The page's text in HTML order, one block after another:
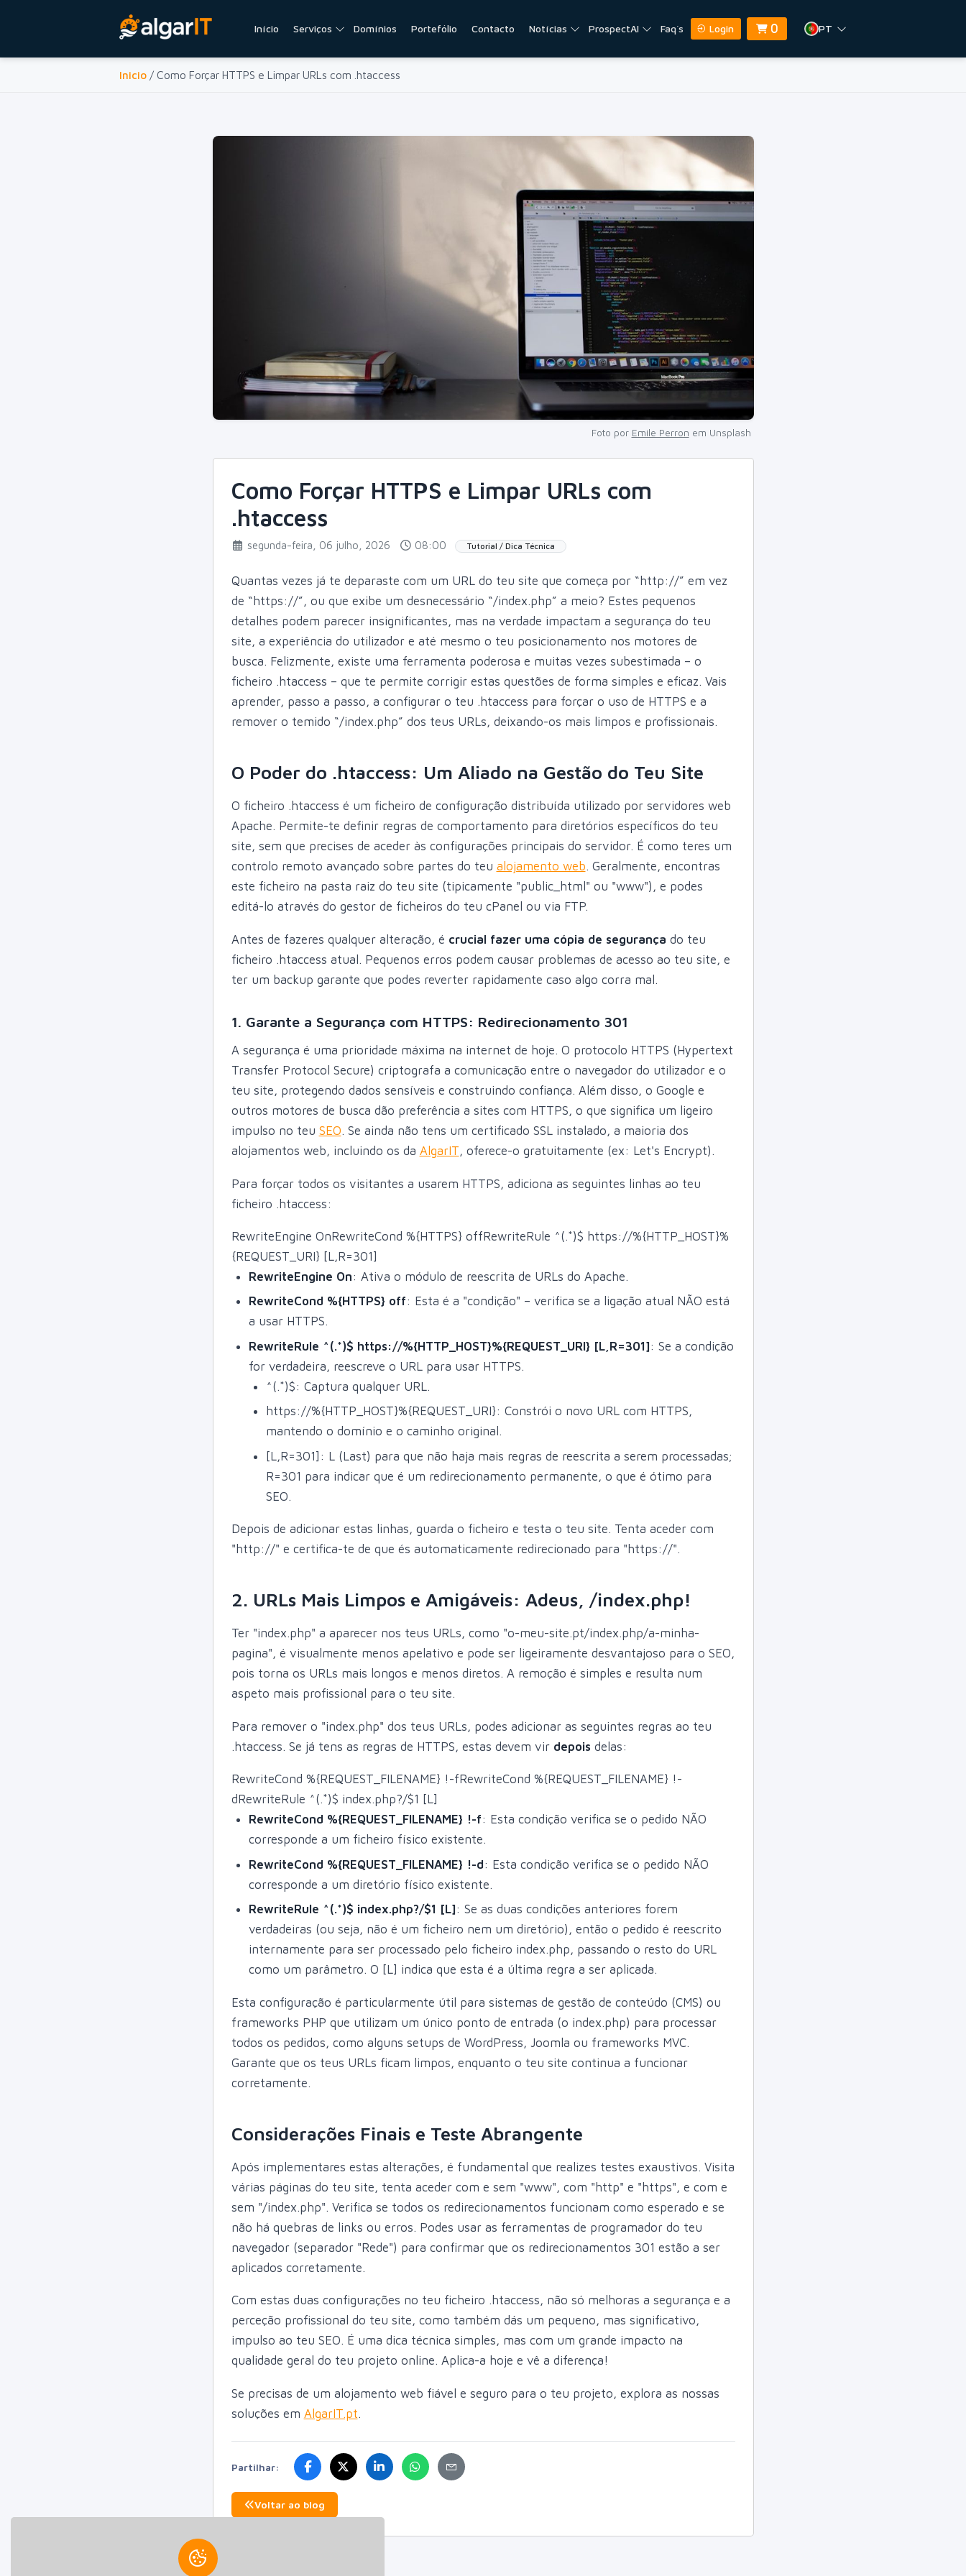
Início Serviços Domínios Portefólio Contacto Notícias ProspectAI Faq´s Login 0 PT
Inicio / Como Forçar HTTPS e Limpar URLs com .htaccess
Foto por Emile Perron em Unsplash
Como Forçar HTTPS e Limpar URLs com
.htaccess
segunda-feira, 06 julho, 2026 08:00 Tutorial / Dica Técnica
Quantas vezes já te deparaste com um URL do teu site que começa por “http://” em vez
de “https://”, ou que exibe um desnecessário “/index.php” a meio? Estes pequenos
detalhes podem parecer insignificantes, mas na verdade impactam a segurança do teu
site, a experiência do utilizador e até mesmo o teu posicionamento nos motores de
busca. Felizmente, existe uma ferramenta poderosa e muitas vezes subestimada – o
ficheiro .htaccess – que te permite corrigir estas questões de forma simples e eficaz. Vais
aprender, passo a passo, a configurar o teu .htaccess para forçar o uso de HTTPS e a
remover o temido “/index.php” dos teus URLs, deixando-os mais limpos e profissionais.
O Poder do .htaccess: Um Aliado na Gestão do Teu Site
O ficheiro .htaccess é um ficheiro de configuração distribuída utilizado por servidores web
Apache. Permite-te definir regras de comportamento para diretórios específicos do teu
site, sem que precises de aceder às configurações principais do servidor. É como teres um
controlo remoto avançado sobre partes do teu alojamento web. Geralmente, encontras
este ficheiro na pasta raiz do teu site (tipicamente "public_html" ou "www"), e podes
editá-lo através do gestor de ficheiros do teu cPanel ou via FTP.
Antes de fazeres qualquer alteração, é crucial fazer uma cópia de segurança do teu
ficheiro .htaccess atual. Pequenos erros podem causar problemas de acesso ao teu site, e
ter um backup garante que podes reverter rapidamente caso algo corra mal.
1. Garante a Segurança com HTTPS: Redirecionamento 301
A segurança é uma prioridade máxima na internet de hoje. O protocolo HTTPS (Hypertext
Transfer Protocol Secure) criptografa a comunicação entre o navegador do utilizador e o
teu site, protegendo dados sensíveis e construindo confiança. Além disso, o Google e
outros motores de busca dão preferência a sites com HTTPS, o que significa um ligeiro
impulso no teu SEO. Se ainda não tens um certificado SSL instalado, a maioria dos
alojamentos web, incluindo os da AlgarIT, oferece-o gratuitamente (ex: Let's Encrypt).
Para forçar todos os visitantes a usarem HTTPS, adiciona as seguintes linhas ao teu
ficheiro .htaccess:
RewriteEngine OnRewriteCond %{HTTPS} offRewriteRule ^(.*)$ https://%{HTTP_HOST}%
{REQUEST_URI} [L,R=301]
RewriteEngine On: Ativa o módulo de reescrita de URLs do Apache.
RewriteCond %{HTTPS} off: Esta é a "condição" – verifica se a ligação atual NÃO está
a usar HTTPS.
RewriteRule ^(.*)$ https://%{HTTP_HOST}%{REQUEST_URI} [L,R=301]: Se a condição
for verdadeira, reescreve o URL para usar HTTPS.
^(.*)$: Captura qualquer URL.
https://%{HTTP_HOST}%{REQUEST_URI}: Constrói o novo URL com HTTPS,
mantendo o domínio e o caminho original.
[L,R=301]: L (Last) para que não haja mais regras de reescrita a serem processadas;
R=301 para indicar que é um redirecionamento permanente, o que é ótimo para
SEO.
Depois de adicionar estas linhas, guarda o ficheiro e testa o teu site. Tenta aceder com
"http://" e certifica-te de que és automaticamente redirecionado para "https://".
2. URLs Mais Limpos e Amigáveis: Adeus, /index.php!
Ter "index.php" a aparecer nos teus URLs, como "o-meu-site.pt/index.php/a-minha-
pagina", é visualmente menos apelativo e pode ser ligeiramente desvantajoso para o SEO,
pois torna os URLs mais longos e menos diretos. A remoção é simples e resulta num
aspeto mais profissional para o teu site.
Para remover o "index.php" dos teus URLs, podes adicionar as seguintes regras ao teu
.htaccess. Se já tens as regras de HTTPS, estas devem vir depois delas:
RewriteCond %{REQUEST_FILENAME} !-fRewriteCond %{REQUEST_FILENAME} !-
dRewriteRule ^(.*)$ index.php?/$1 [L]
RewriteCond %{REQUEST_FILENAME} !-f: Esta condição verifica se o pedido NÃO
corresponde a um ficheiro físico existente.
RewriteCond %{REQUEST_FILENAME} !-d: Esta condição verifica se o pedido NÃO
corresponde a um diretório físico existente.
RewriteRule ^(.*)$ index.php?/$1 [L]: Se as duas condições anteriores forem
verdadeiras (ou seja, não é um ficheiro nem um diretório), então o pedido é reescrito
internamente para ser processado pelo ficheiro index.php, passando o resto do URL
como um parâmetro. O [L] indica que esta é a última regra a ser aplicada.
Esta configuração é particularmente útil para sistemas de gestão de conteúdo (CMS) ou
frameworks PHP que utilizam um único ponto de entrada (o index.php) para processar
todos os pedidos, como alguns setups de WordPress, Joomla ou frameworks MVC.
Garante que os teus URLs ficam limpos, enquanto o teu site continua a funcionar
corretamente.
Considerações Finais e Teste Abrangente
Após implementares estas alterações, é fundamental que realizes testes exaustivos. Visita
várias páginas do teu site, tenta aceder com e sem "www", com "http" e "https", e com e
sem "/index.php". Verifica se todos os redirecionamentos funcionam como esperado e se
não há quebras de links ou erros. Podes usar as ferramentas de programador do teu
navegador (separador "Rede") para confirmar que os redirecionamentos 301 estão a ser
aplicados corretamente.
Com estas duas configurações no teu ficheiro .htaccess, não só melhoras a segurança e a
perceção profissional do teu site, como também dás um pequeno, mas significativo,
impulso ao teu SEO. É uma dica técnica simples, mas com um grande impacto na
qualidade geral do teu projeto online. Aplica-a hoje e vê a diferença!
Se precisas de um alojamento web fiável e seguro para o teu projeto, explora as nossas
soluções em AlgarIT.pt.
Partilhar:
Voltar ao blog